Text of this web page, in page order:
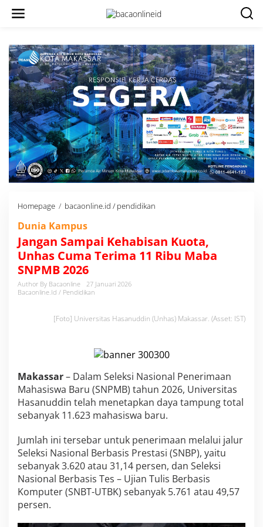
Homepage / bacaonline.id / pendidikan
g
a
n
i
h
b
i
s
a
n
u
o
t
a
,
U
a
Dunia Kampus
Jangan Sampai Kehabisan Kuota,
Unhas Cuma Terima 11 Ribu Maba
SNPMB 2026
Author By Bacaonline
27 Januari 2026
Bacaonline.id / Pendidikan
[Foto] Universitas Hasanuddin (Unhas) Makassar. (Asset: IST)
Makassar– Dalam Seleksi Nasional Penerimaan
Mahasiswa Baru (SNPMB) tahun 2026, Universitas
Hasanuddin telah menetapkan daya tampung total
sebanyak 11.623 mahasiswa baru.
Jumlah ini tersebar untuk penerimaan melalui jalur
Seleksi Nasional Berbasis Prestasi (SNBP), yaitu
sebanyak 3.620 atau 31,14 persen, dan Seleksi
Nasional Berbasis Tes – Ujian Tulis Berbasis
Komputer (SNBT-UTBK) sebanyak 5.761 atau 49,57
persen.